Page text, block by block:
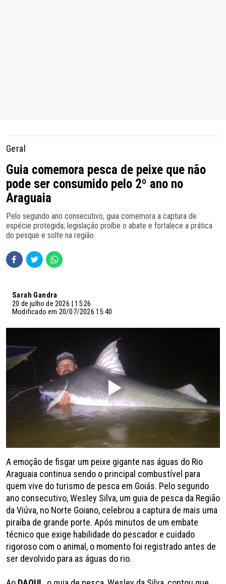
Geral
Guia comemora pesca de peixe que não
pode ser consumido pelo 2º ano no
Araguaia
Pelo segundo ano consecutivo, guia comemora a captura de
espécie protegida; legislação proíbe o abate e fortalece a prática
do pesque e solte na região
Sarah Gandra
20 de julho de 2026 | 15:26
Modificado em 20/07/2026 15:40
A emoção de fisgar um peixe gigante nas águas do Rio
Araguaia continua sendo o principal combustível para
quem vive do turismo de pesca em Goiás. Pelo segundo
ano consecutivo, Wesley Silva, um guia de pesca da Região
da Viúva, no Norte Goiano, celebrou a captura de mais uma
piraíba de grande porte. Após minutos de um embate
técnico que exige habilidade do pescador e cuidado
rigoroso com o animal, o momento foi registrado antes de
ser devolvido para as águas do rio.